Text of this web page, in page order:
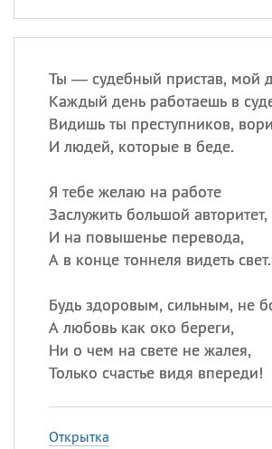
Ты — судебный пристав, мой
Каждый день работаешь в
Видишь ты преступников,
И людей, которые в беде.
Я тебе желаю на работе
Заслужить большой авторитет,
И на повышенье перевода,
А в конце тоннеля видеть свет.
Будь здоровым, сильным, не
А любовь как око береги,
Ни о чем на свете не жалея,
Только счастье видя впереди!
Открытка